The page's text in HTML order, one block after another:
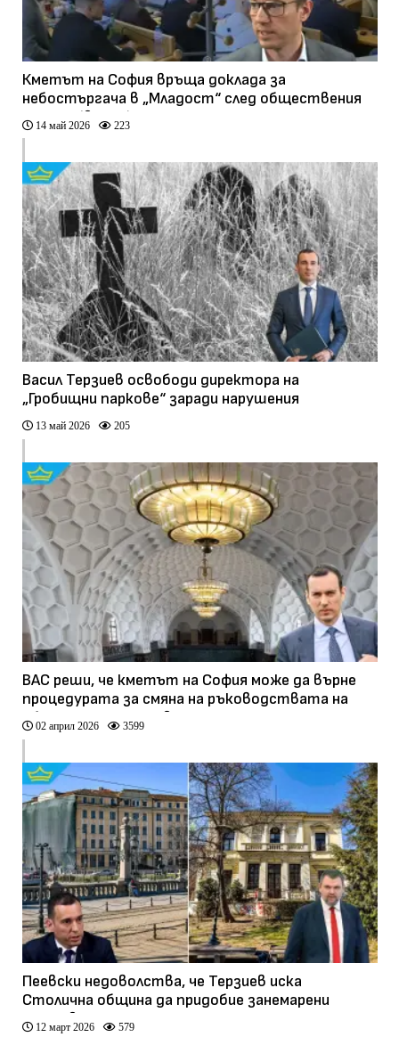
Кметът на София връща доклада за
небостъргача в „Младост“ след обществения
натиск (видео)
14 май 2026 223
Васил Терзиев освободи директора на
„Гробищни паркове“ заради нарушения
13 май 2026 205
ВАС реши, че кметът на София може да върне
процедурата за смяна на ръководствата на
общински дружества
02 април 2026 3599
Пеевски недоволства, че Терзиев иска
Столична община да придобие занемарени
държавни имоти
12 март 2026 579